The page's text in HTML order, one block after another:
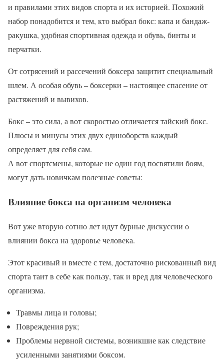
и правилами этих видов спорта и их историей. Похожий
набор понадобится и тем, кто выбрал бокс: капа и бандаж-
ракушка, удобная спортивная одежда и обувь, бинты и
перчатки.
От сотрясений и рассечений боксера защитит специальный
шлем. А особая обувь – боксерки – настоящее спасение от
растяжений и вывихов.
Бокс – это сила, а вот скоростью отличается тайский бокс.
Плюсы и минусы этих двух единоборств каждый
определяет для себя сам.
А вот спортсмены, которые не один год посвятили боям,
могут дать новичкам полезные советы:
Влияние бокса на организм человека
Вот уже вторую сотню лет идут бурные дискуссии о
влиянии бокса на здоровье человека.
Этот красивый и вместе с тем, достаточно рискованный вид
спорта таит в себе как пользу, так и вред для человеческого
организма.
Травмы лица и головы;
Повреждения рук;
Проблемы нервной системы, возникшие как следствие
усиленными занятиями боксом.